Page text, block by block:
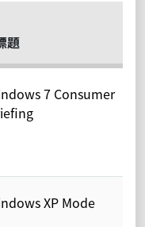
題
7 Consumer
XP Mode